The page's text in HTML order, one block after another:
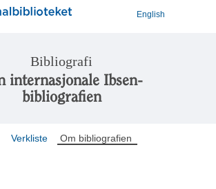
English
Bibliografi
internasjonale Ibsen-
bibliografien
Verkliste Om bibliografien